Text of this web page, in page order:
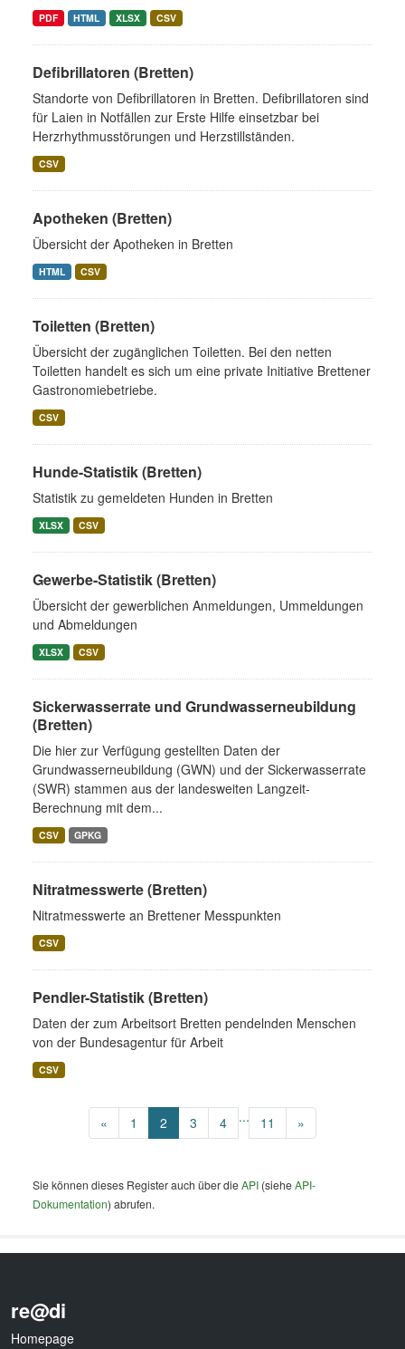
PDF HTML XLSX CSV
Defibrillatoren (Bretten)
Standorte von Defibrillatoren in Bretten. Defibrillatoren sind
für Laien in Notfällen zur Erste Hilfe einsetzbar bei
Herzrhythmusstörungen und Herzstillständen.
CSV
Apotheken (Bretten)
Übersicht der Apotheken in Bretten
HTML CSV
Toiletten (Bretten)
Übersicht der zugänglichen Toiletten. Bei den netten
Toiletten handelt es sich um eine private Initiative Brettener
Gastronomiebetriebe.
CSV
Hunde-Statistik (Bretten)
Statistik zu gemeldeten Hunden in Bretten
XLSX CSV
Gewerbe-Statistik (Bretten)
Übersicht der gewerblichen Anmeldungen, Ummeldungen
und Abmeldungen
XLSX CSV
Sickerwasserrate und Grundwasserneubildung
(Bretten)
Die hier zur Verfügung gestellten Daten der
Grundwasserneubildung (GWN) und der Sickerwasserrate
(SWR) stammen aus der landesweiten Langzeit-
Berechnung mit dem...
CSV GPKG
Nitratmesswerte (Bretten)
Nitratmesswerte an Brettener Messpunkten
CSV
Pendler-Statistik (Bretten)
Daten der zum Arbeitsort Bretten pendelnden Menschen
von der Bundesagentur für Arbeit
CSV
« 1 2 3 4 ... 11 »
Sie können dieses Register auch über dieAPI (sieheAPI-
Dokumentation) abrufen.
re@di
Homepage